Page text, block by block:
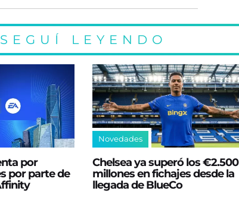
SEGUÍ LEYENDO
por
por parte de
Novedades
Chelsea ya superó los €2.500
millones en fichajes desde la
llegada de BlueCo